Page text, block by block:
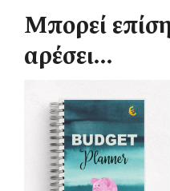
Μπορεί
αρέσει…